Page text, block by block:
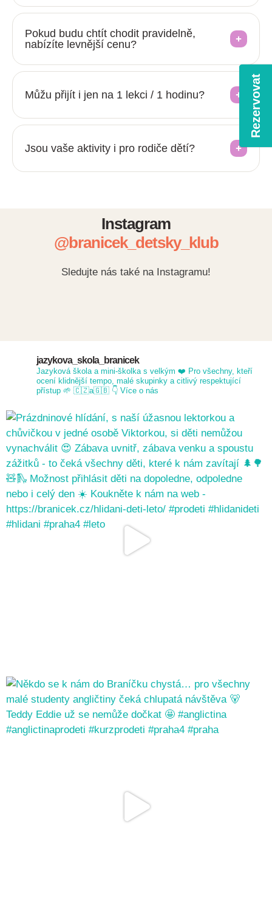
Pokud budu chtít chodit pravidelně,
nabízíte levnější cenu?
Můžu přijít i jen na 1 lekci / 1 hodinu?
Jsou vaše aktivity i pro rodiče dětí?
Instagram
@branicek_detsky_klub
Sledujte nás také na Instagramu!
jazykova_skola_branicek
Jazyková škola a mini-školka s velkým ❤️ Pro všechny, kteří
ocení klidnější tempo, malé skupinky a citlivý respektující
přístup 🌱 🇨🇿a🇬🇧 👇 Více o nás
Rezervovat